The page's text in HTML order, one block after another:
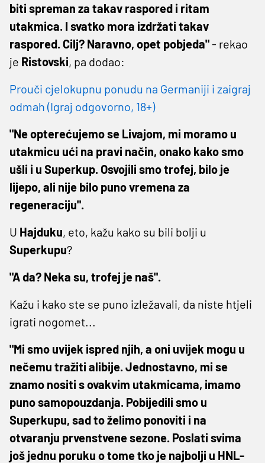
biti spreman za takav raspored i ritam
utakmica. I svatko mora izdržati takav
raspored. Cilj? Naravno, opet pobjeda"- rekao
je Ristovski, pa dodao:
Prouči cjelokupnu ponudu na Germaniji i zaigraj
odmah (Igraj odgovorno, 18+)
"Ne opterećujemo se Livajom, mi moramo u
utakmicu ući na pravi način, onako kako smo
ušli i u Superkup. Osvojili smo trofej, bilo je
lijepo, ali nije bilo puno vremena za
regeneraciju".
U Hajduku, eto, kažu kako su bili bolji u
Superkupu?
"A da? Neka su, trofej je naš".
Kažu i kako ste se puno izležavali, da niste htjeli
igrati nogomet...
"Mi smo uvijek ispred njih, a oni uvijek mogu u
nečemu tražiti alibije. Jednostavno, mi se
znamo nositi s ovakvim utakmicama, imamo
puno samopouzdanja. Pobijedili smo u
Superkupu, sad to želimo ponoviti i na
otvaranju prvenstvene sezone. Poslati svima
još jednu poruku o tome tko je najbolji u HNL-